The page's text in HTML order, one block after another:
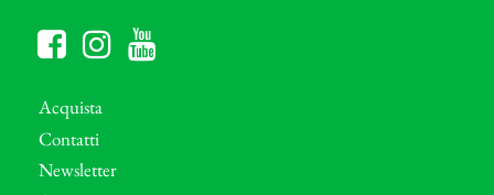
Acquista
Contatti
Newsletter